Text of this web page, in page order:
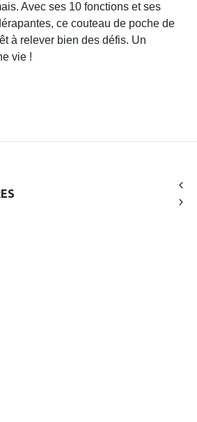
Avec ses 10 fonctions et ses
ce couteau de poche de
à relever bien des défis. Un
vie !